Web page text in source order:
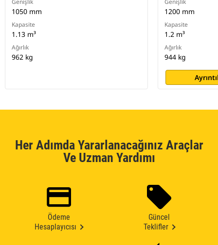
Genişlik
1050 mm
Kapasite
1.13 m³
Ağırlık
962 kg
Genişlik
1200 mm
Kapasite
1.2 m³
Ağırlık
944 kg
Her Adımda Yararlanacağınız Araçlar
Ve Uzman Yardımı
Ödeme
Hesaplayıcısı
Güncel
Teklifler